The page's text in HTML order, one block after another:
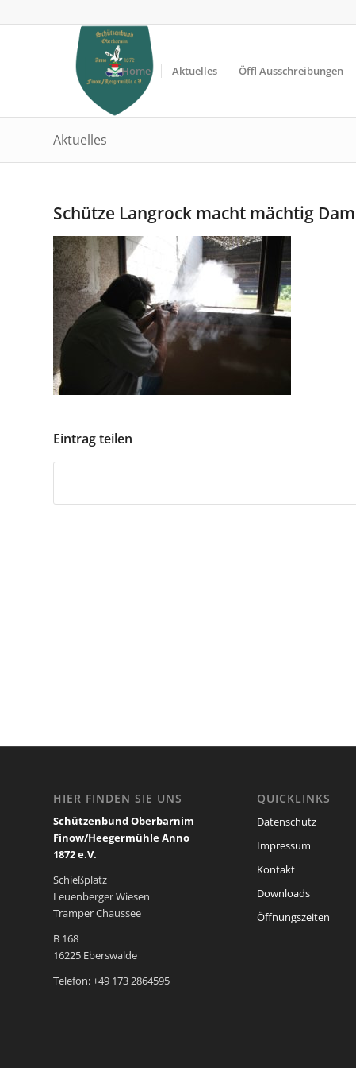
Home Aktuelles Öffl Ausschreibungen
Aktuelles
Schütze Langrock macht mächtig
Eintrag teilen
HIER FINDEN SIE UNS
Schützenbund Oberbarnim
Finow/Heegermühle Anno
1872 e.V.
Schießplatz
Leuenberger Wiesen
Tramper Chaussee
B 168
16225 Eberswalde
Telefon: +49 173 2864595
QUICKLINKS
Datenschutz
Impressum
Kontakt
Downloads
Öffnungszeiten